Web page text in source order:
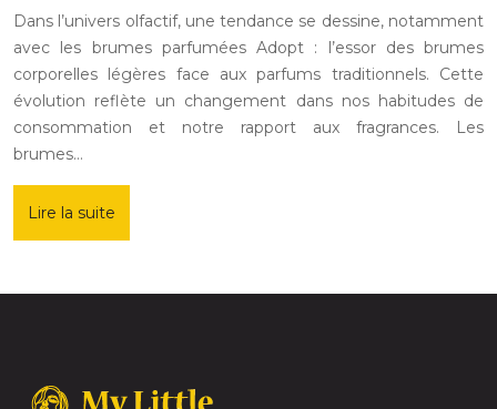
Dans l’univers olfactif, une tendance se dessine, notamment
avec les brumes parfumées Adopt : l’essor des brumes
corporelles légères face aux parfums traditionnels. Cette
évolution reflète un changement dans nos habitudes de
consommation et notre rapport aux fragrances. Les
brumes…
Lire la suite